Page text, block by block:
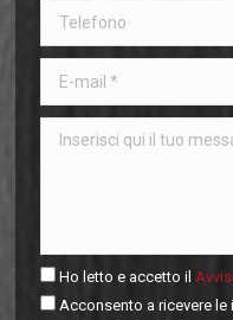
Ho letto e accetto il
Acconsento a ricevere le